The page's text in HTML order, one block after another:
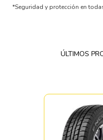
*Seguridad y protección en
ÚLTIMOS